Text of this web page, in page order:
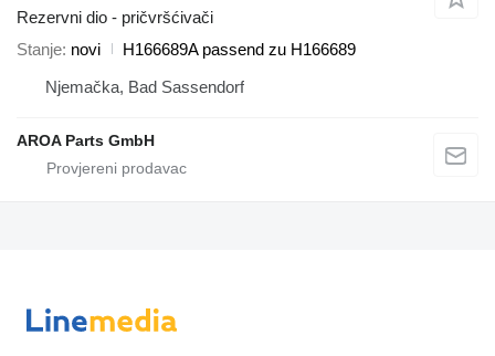
Rezervni dio - pričvršćivači
Stanje novi
H166689A passend zu H166689
Njemačka, Bad Sassendorf
AROA Parts GmbH